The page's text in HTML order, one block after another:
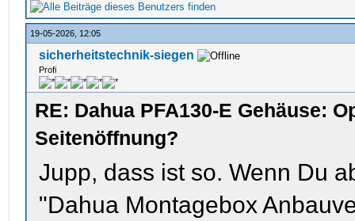
19-05-2026, 12:05
sicherheitstechnik-siegen
Profi
RE: Dahua PFA130-E Gehäuse:
Seitenöffnung?
Jupp, dass ist so. Wenn Du
"Dahua Montagebox